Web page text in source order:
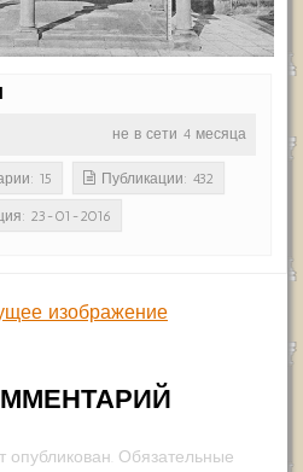
не в сети 4 месяца
15 Публикации: 432
23-01-2016
изображение
Обязательные